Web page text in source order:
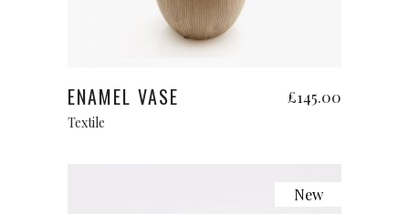
Add to cart
ENAMEL VASE £145.00
Textile
New